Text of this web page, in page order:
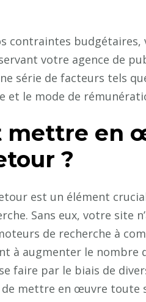
contraintes
votre agence de
série de facteurs tels
et le mode de
mettre en
?
est un élément
Sans eux, votre site
de recherche à
à augmenter le nombre
faire par le biais de
de mettre en œuvre toute